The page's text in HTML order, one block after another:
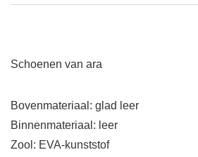
Schoenen van ara
Bovenmateriaal: glad leer
Binnenmateriaal: leer
Zool: EVA-kunststof